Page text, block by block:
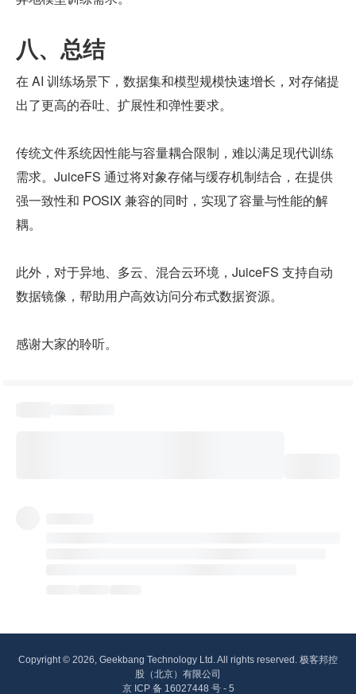
八、总结
在 AI 训练场景下，数据集和模型规模快速增长，对存储提
出了更高的吞吐、扩展性和弹性要求。
传统文件系统因性能与容量耦合限制，难以满足现代训练
需求。JuiceFS 通过将对象存储与缓存机制结合，在提供
强一致性和 POSIX 兼容的同时，实现了容量与性能的解
耦。
此外，对于异地、多云、混合云环境，JuiceFS 支持自动
数据镜像，帮助用户高效访问分布式数据资源。
感谢大家的聆听。
Copyright © 2026, Geekbang Technology Ltd. All rights reserved. 极客邦控
股（北京）有限公司
京 ICP 备 16027448 号 - 5